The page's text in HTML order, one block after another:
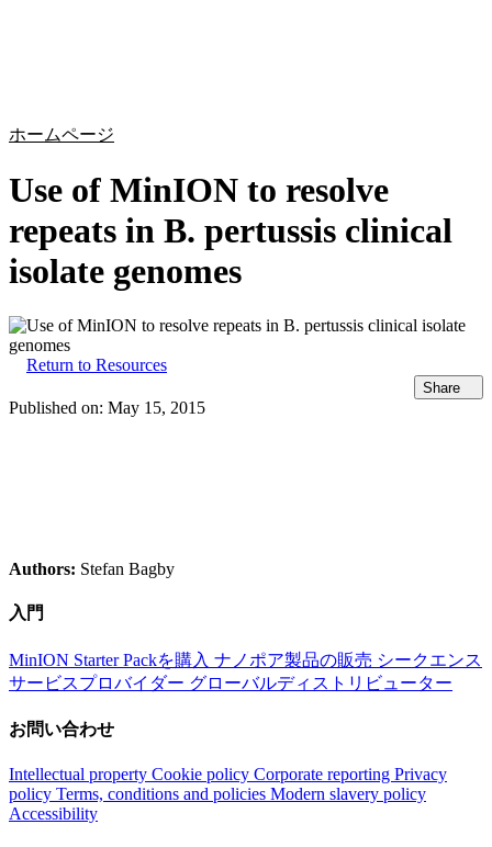
ホームページ
Use of MinION to resolve
repeats in B. pertussis clinical
isolate genomes
Return to Resources
Share
Published on: May 15, 2015
Authors: Stefan Bagby
入門
MinION Starter Packを購入 ナノポア製品の販売 シークエンス
サービスプロバイダー グローバルディストリビューター
お問い合わせ
Intellectual property Cookie policy Corporate reporting Privacy
policy Terms, conditions and policies Modern slavery policy
Accessibility